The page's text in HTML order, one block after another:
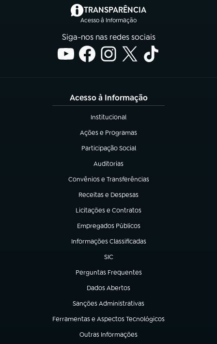
TRANSPARÊNCIA
Acesso à Informação
(abre em nova aba)
Siga-nos nas redes sociais
Acesso à Informação
Institucional
(abre em nova aba)
Ações e Programas
(abre em nova aba)
Participação Social
(abre em nova aba)
Auditorias
(abre em nova aba)
Convênios e Transferências
(abre em nova aba)
Receitas e Despesas
(abre em nova aba)
Licitações e Contratos
(abre em nova aba)
Empregados Públicos
(abre em nova aba)
Informações Classificadas
(abre em nova aba)
SIC
(abre em nova aba)
Perguntas Frequentes
(abre em nova aba)
Dados Abertos
(abre em nova aba)
Sanções Administrativas
(abre em nova aba)
Ferramentas e Aspectos Tecnológicos
(abre em nova aba)
Outras Informações
(abre em nova aba)